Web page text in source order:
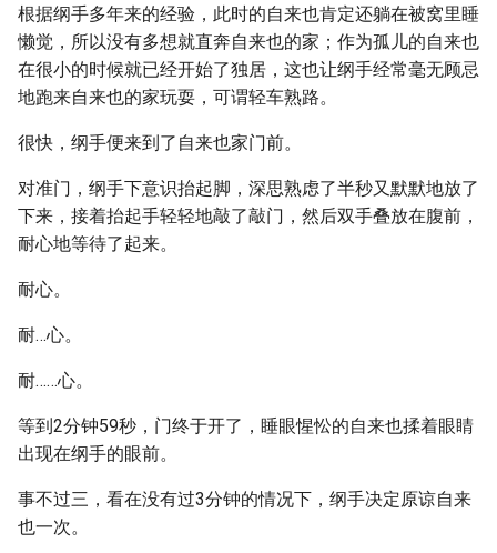
根据纲手多年来的经验，此时的自来也肯定还躺在被窝里睡
懒觉，所以没有多想就直奔自来也的家；作为孤儿的自来也
在很小的时候就已经开始了独居，这也让纲手经常毫无顾忌
地跑来自来也的家玩耍，可谓轻车熟路。
很快，纲手便来到了自来也家门前。
对准门，纲手下意识抬起脚，深思熟虑了半秒又默默地放了
下来，接着抬起手轻轻地敲了敲门，然后双手叠放在腹前，
耐心地等待了起来。
耐心。
耐…心。
耐……心。
等到2分钟59秒，门终于开了，睡眼惺忪的自来也揉着眼睛
出现在纲手的眼前。
事不过三，看在没有过3分钟的情况下，纲手决定原谅自来
也一次。